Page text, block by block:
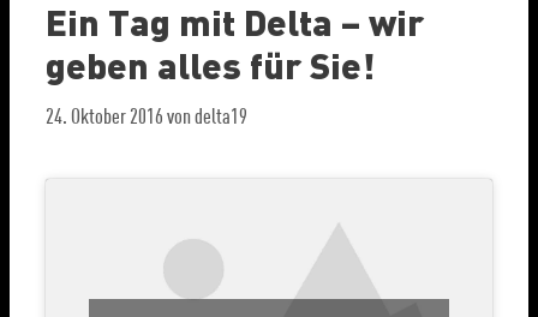
Ein Tag mit Delta – wir
geben alles für Sie!
24. Oktober 2016vondelta19